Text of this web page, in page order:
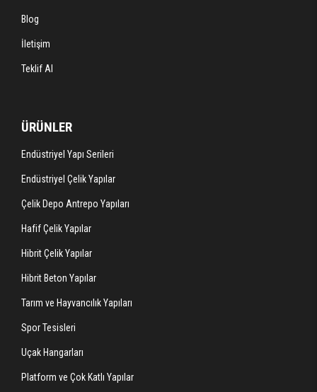
Blog
İletişim
Teklif Al
ÜRÜNLER
Endüstriyel Yapı Serileri
Endüstriyel Çelik Yapılar
Çelik Depo Antrepo Yapıları
Hafif Çelik Yapılar
Hibrit Çelik Yapılar
Hibrit Beton Yapılar
Tarım ve Hayvancılık Yapıları
Spor Tesisleri
Uçak Hangarları
Platform ve Çok Katlı Yapılar